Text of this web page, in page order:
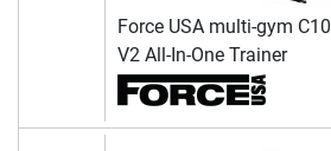
Force USA multi-gym C10
V2 All-In-One Trainer